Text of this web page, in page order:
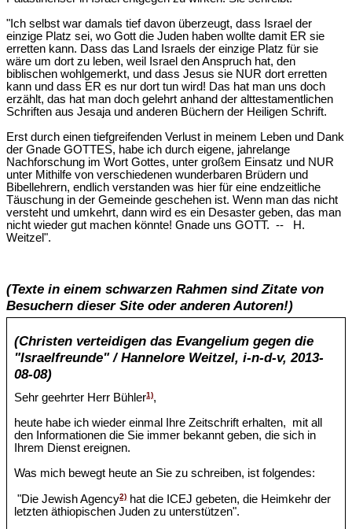
"Ich selbst war damals tief davon überzeugt, dass Israel der
einzige Platz sei, wo Gott die Juden haben wollte damit ER sie
erretten kann. Dass das Land Israels der einzige Platz für sie
wäre um dort zu leben, weil Israel den Anspruch hat, den
biblischen wohlgemerkt, und dass Jesus sie NUR dort erretten
kann und dass ER es nur dort tun wird! Das hat man uns doch
erzählt, das hat man doch gelehrt anhand der alttestamentlichen
Schriften aus Jesaja und anderen Büchern der Heiligen Schrift.
Erst durch einen tiefgreifenden Verlust in meinem Leben und Dank
der Gnade GOTTES, habe ich durch eigene, jahrelange
Nachforschung im Wort Gottes, unter großem Einsatz und NUR
unter Mithilfe von verschiedenen wunderbaren Brüdern und
Bibellehrern, endlich verstanden was hier für eine endzeitliche
Täuschung in der Gemeinde geschehen ist. Wenn man das nicht
versteht und umkehrt, dann wird es ein Desaster geben, das man
nicht wieder gut machen könnte! Gnade uns GOTT. -- H.
Weitzel".
(Texte in einem schwarzen Rahmen sind Zitate von
Besuchern dieser Site oder anderen Autoren!)
(Christen verteidigen das Evangelium gegen die
"Israelfreunde" / Hannelore Weitzel, i-n-d-v, 2013-
08-08)
Sehr geehrter Herr Bühler1),
heute habe ich wieder einmal Ihre Zeitschrift erhalten, mit all
den Informationen die Sie immer bekannt geben, die sich in
Ihrem Dienst ereignen.
Was mich bewegt heute an Sie zu schreiben, ist folgendes:
"Die Jewish Agency2)hat die ICEJ gebeten, die Heimkehr der
letzten äthiopischen Juden zu unterstützen".